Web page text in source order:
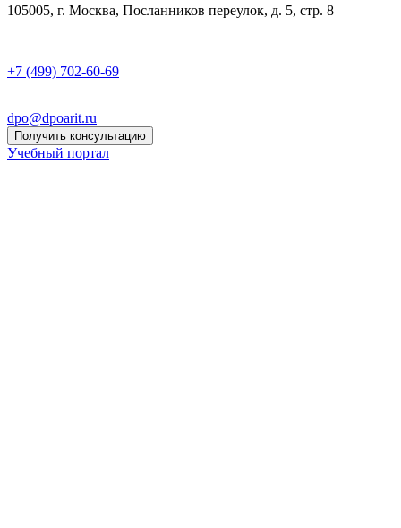
105005, г. Москва, Посланников переулок, д. 5, стр. 8
+7 (499) 702-60-69
dpo@dpoarit.ru
Получить консультацию
Учебный портал